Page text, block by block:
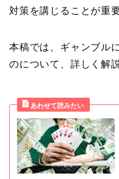
対策を講じることが重
本稿では、ギャンブル
のについて、詳しく解